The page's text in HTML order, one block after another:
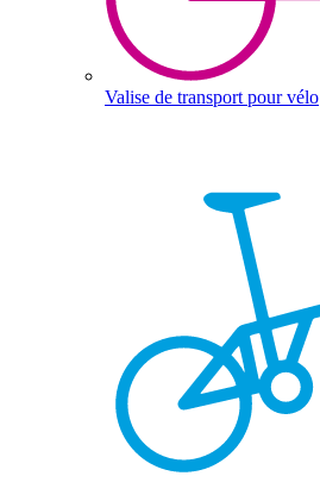
Valise de transport pour vélo